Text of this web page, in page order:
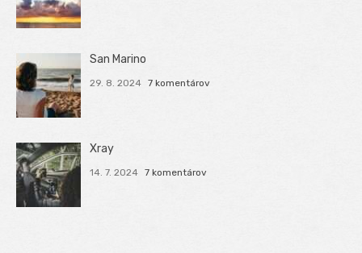
San Marino
29. 8. 2024 7 komentárov
Xray
14. 7. 2024 7 komentárov